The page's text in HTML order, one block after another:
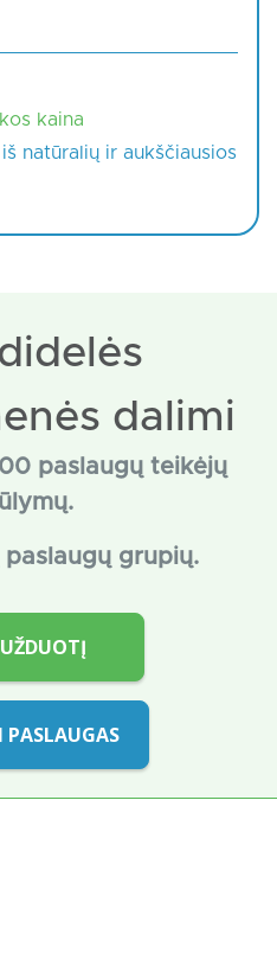
kaina
natūralių ir aukščiausios
dalimi
paslaugų teikėjų
grupių.
PASLAUGAS